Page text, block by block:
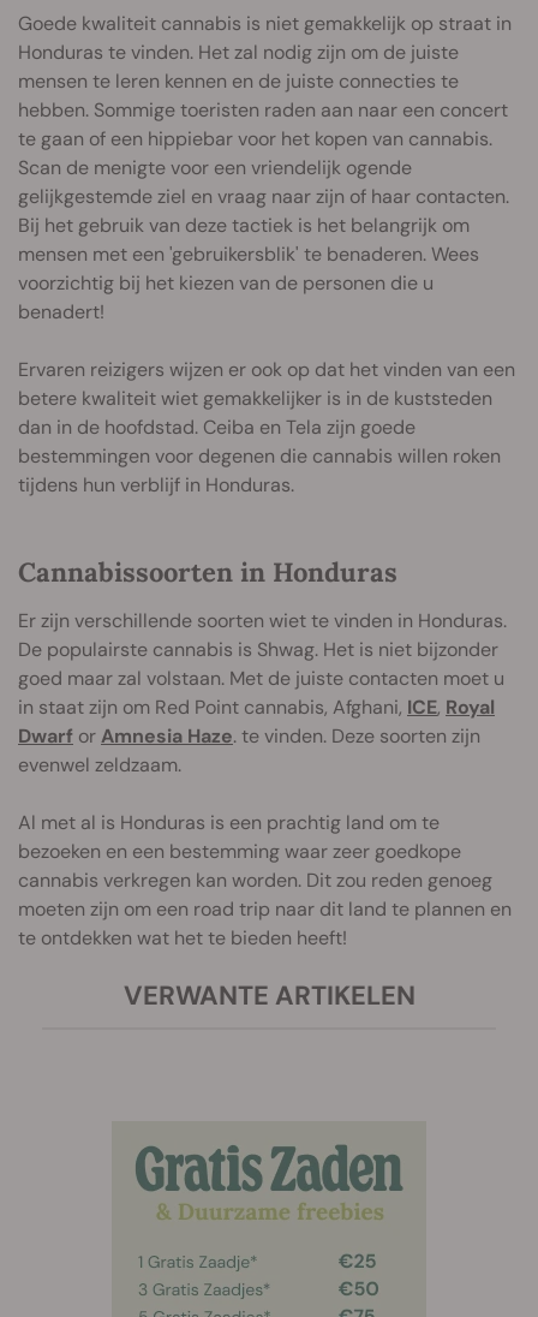
Goede kwaliteit cannabis is niet gemakkelijk op straat in
Honduras te vinden. Het zal nodig zijn om de juiste
mensen te leren kennen en de juiste connecties te
hebben. Sommige toeristen raden aan naar een concert
te gaan of een hippiebar voor het kopen van cannabis.
Scan de menigte voor een vriendelijk ogende
gelijkgestemde ziel en vraag naar zijn of haar contacten.
Bij het gebruik van deze tactiek is het belangrijk om
mensen met een 'gebruikersblik' te benaderen. Wees
voorzichtig bij het kiezen van de personen die u
benadert!
Ervaren reizigers wijzen er ook op dat het vinden van een
betere kwaliteit wiet gemakkelijker is in de kuststeden
dan in de hoofdstad. Ceiba en Tela zijn goede
bestemmingen voor degenen die cannabis willen roken
tijdens hun verblijf in Honduras.
Cannabissoorten in Honduras
Er zijn verschillende soorten wiet te vinden in Honduras.
De populairste cannabis is Shwag. Het is niet bijzonder
goed maar zal volstaan. Met de juiste contacten moet u
in staat zijn om Red Point cannabis, Afghani, ICE, Royal
Dwarf orAmnesia Haze.te vinden. Deze soorten zijn
evenwel zeldzaam.
Al met al is Honduras is een prachtig land om te
bezoeken en een bestemming waar zeer goedkope
cannabis verkregen kan worden. Dit zou reden genoeg
moeten zijn om een road trip naar dit land te plannen en
te ontdekken wat het te bieden heeft!
VERWANTE ARTIKELEN